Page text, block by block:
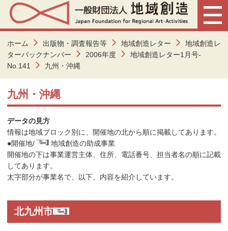
ホーム 出版物・調査報告等 地域創造レター
地域創造レ
ターバックナンバー
2006年度
地域創造レター1月号-
No.141
九州・沖縄
九州・沖縄
データの見方
情報は地域ブロック別に、開催地の北から順に掲載してあります。
●開催地/
地域創造の助成事業
開催地の下は事業運営主体、住所、電話番号、担当者名の順に記載
してあります。
太字部分が事業名で、以下、内容を紹介しています。
北九州市